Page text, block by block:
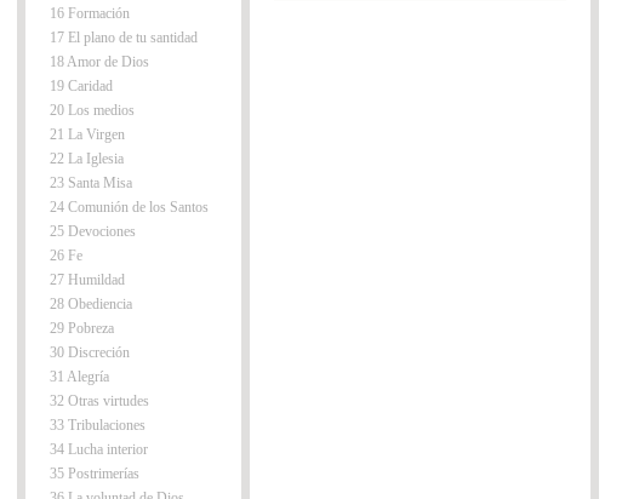
16 Formación
17 El plano de tu santidad
18 Amor de Dios
19 Caridad
20 Los medios
21 La Virgen
22 La Iglesia
23 Santa Misa
24 Comunión de los Santos
25 Devociones
26 Fe
27 Humildad
28 Obediencia
29 Pobreza
30 Discreción
31 Alegría
32 Otras virtudes
33 Tribulaciones
34 Lucha interior
35 Postrimerías